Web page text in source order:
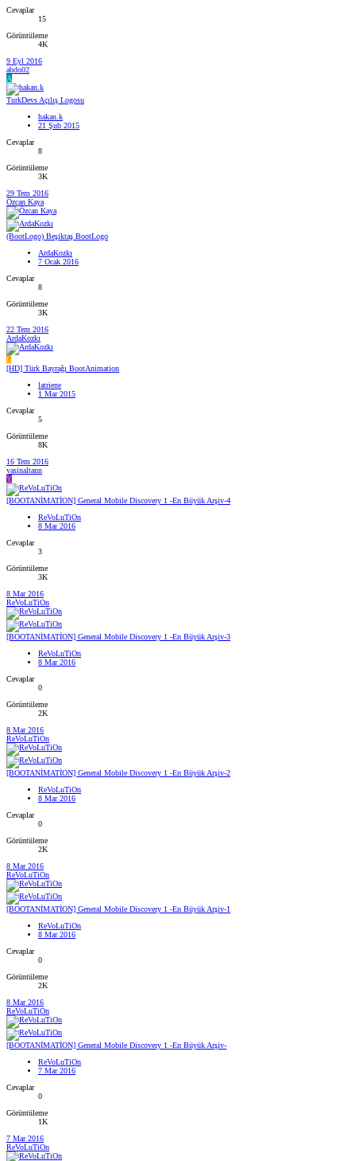
Cevaplar
15
Görüntüleme
4K
9 Eyl 2016
abdo02
A
TurkDevs Açılış Logosu
hakan.k
21 Şub 2015
Cevaplar
8
Görüntüleme
3K
29 Tem 2016
Özcan Kaya
(BootLogo) Beşiktaş BootLogo
ArdaKozkı
7 Ocak 2016
Cevaplar
8
Görüntüleme
3K
22 Tem 2016
ArdaKozkı
L
[HD] Türk Bayrağı BootAnimation
latriene
1 Mar 2015
Cevaplar
5
Görüntüleme
8K
16 Tem 2016
yasinaltann
Y
[BOOTANİMATİON] General Mobile Discovery 1 -En Büyük Arşiv-4
ReVoLuTiOn
8 Mar 2016
Cevaplar
3
Görüntüleme
3K
8 Mar 2016
ReVoLuTiOn
[BOOTANİMATİON] General Mobile Discovery 1 -En Büyük Arşiv-3
ReVoLuTiOn
8 Mar 2016
Cevaplar
0
Görüntüleme
2K
8 Mar 2016
ReVoLuTiOn
[BOOTANİMATİON] General Mobile Discovery 1 -En Büyük Arşiv-2
ReVoLuTiOn
8 Mar 2016
Cevaplar
0
Görüntüleme
2K
8 Mar 2016
ReVoLuTiOn
[BOOTANİMATİON] General Mobile Discovery 1 -En Büyük Arşiv-1
ReVoLuTiOn
8 Mar 2016
Cevaplar
0
Görüntüleme
2K
8 Mar 2016
ReVoLuTiOn
[BOOTANİMATİON] General Mobile Discovery 1 -En Büyük Arşiv-
ReVoLuTiOn
7 Mar 2016
Cevaplar
0
Görüntüleme
1K
7 Mar 2016
ReVoLuTiOn